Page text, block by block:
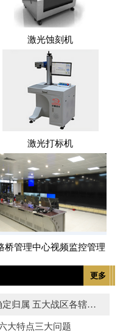
激光蚀刻机
激光打标机
桥管理中心视频监控管理
更多
属 五大战区各辖3至5个
大特点三大问题